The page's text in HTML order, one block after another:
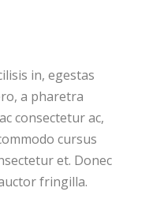
in, egestas
a pharetra
consectetur ac,
cursus
et. Donec
fringilla.